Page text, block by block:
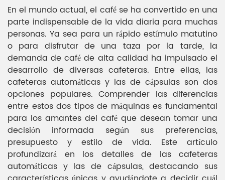
En el mundo actual, el café se ha convertido en una
parte indispensable de la vida diaria para muchas
personas. Ya sea para un rápido estímulo matutino
o para disfrutar de una taza por la tarde, la
demanda de café de alta calidad ha impulsado el
desarrollo de diversas cafeteras. Entre ellas, las
cafeteras automáticas y las de cápsulas son dos
opciones populares. Comprender las diferencias
entre estos dos tipos de máquinas es fundamental
para los amantes del café que desean tomar una
decisión informada según sus preferencias,
presupuesto y estilo de vida. Este artículo
profundizará en los detalles de las cafeteras
automáticas y las de cápsulas, destacando sus